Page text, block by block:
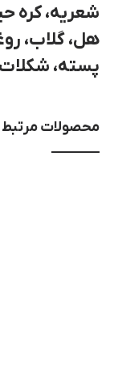
شعریه، کره
هل، گلاب،
پسته،
محصولات مرتبط